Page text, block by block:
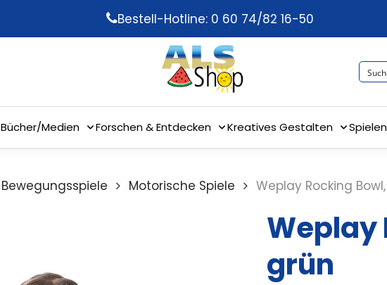
Bestell-Hotline: 0 60 74/82 16-50
Bücher/Medien Forschen & Entdecken Kreatives Gestalten
Bewegungsspiele Motorische Spiele Weplay Rocking
Weplay
grün